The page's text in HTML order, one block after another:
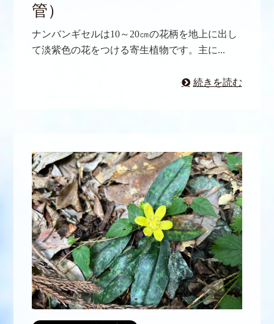
管）
ナンバンギセルは10～20㎝の花柄を地上に出し
て淡紫色の花をつける寄生植物です。主に...
続きを読む